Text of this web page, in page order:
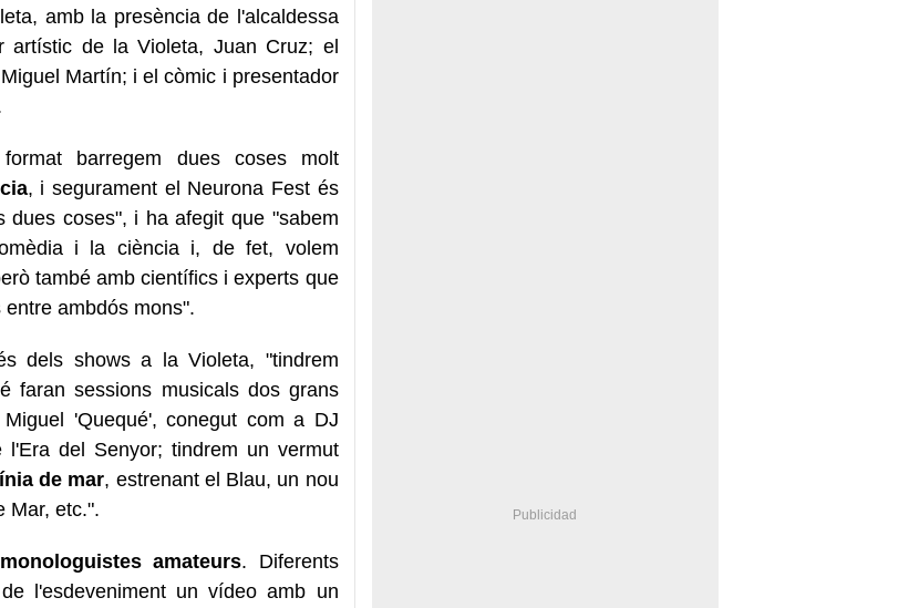
amb la presència de l'alcaldessa
artístic de la Violeta, Juan Cruz; el
Martín; i el còmic i presentador
barregem dues coses molt
, i segurament el Neurona Fest és
dues coses", i ha afegit que "sabem
i la ciència i, de fet, volem
també amb científics i experts que
ambdós mons".
dels shows a la Violeta, "tindrem
faran sessions musicals dos grans
'Quequé', conegut com a DJ
del Senyor; tindrem un vermut
de mar, estrenant el Blau, un nou
Mar, etc.".
amateurs. Diferents
l'esdeveniment un vídeo amb un